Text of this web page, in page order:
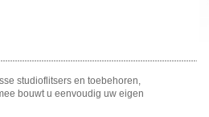
studioflitsers en toebehoren,
bouwt u eenvoudig uw eigen